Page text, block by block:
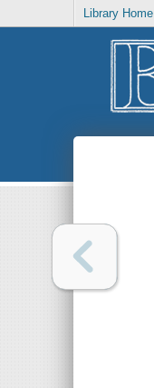
Library Home